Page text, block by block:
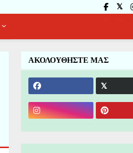
ΑΚΟΛΟΥΘΗΣΤΕ ΜΑΣ